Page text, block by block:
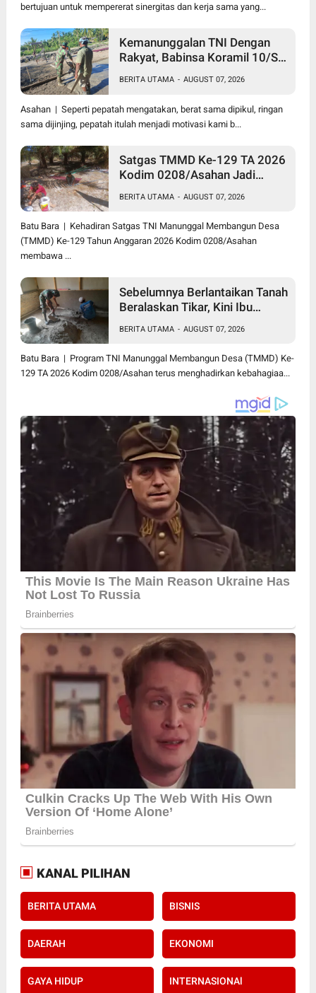
bertujuan untuk mempererat sinergitas dan kerja sama yang...
Kemanunggalan TNI Dengan
Rakyat, Babinsa Koramil 10/SK
(Cor) Bangun Rumah Warga
BERITA UTAMA - AUGUST 07, 2026
Asahan | Seperti pepatah mengatakan, berat sama dipikul, ringan
sama dijinjing, pepatah itulah menjadi motivasi kami b...
Satgas TMMD Ke-129 TA 2026
Kodim 0208/Asahan Jadi
Maghribi yang Mulai Rapuh
BERITA UTAMA - AUGUST 07, 2026
Batu Bara | Kehadiran Satgas TNI Manunggal Membangun Desa
(TMMD) Ke-129 Tahun Anggaran 2026 Kodim 0208/Asahan
membawa ...
Sebelumnya Berlantaikan Tanah
Beralaskan Tikar, Kini Ibu
yang Layak Berkat Satgas
TMMD Ke-129 Kodim
0208/Asahan
BERITA UTAMA - AUGUST 07, 2026
Batu Bara | Program TNI Manunggal Membangun Desa (TMMD) Ke-
129 TA 2026 Kodim 0208/Asahan terus menghadirkan kebahagiaa...
KANAL PILIHAN
BERITA UTAMA BISNIS
DAERAH EKONOMI
GAYA HIDUP INTERNASIONAl